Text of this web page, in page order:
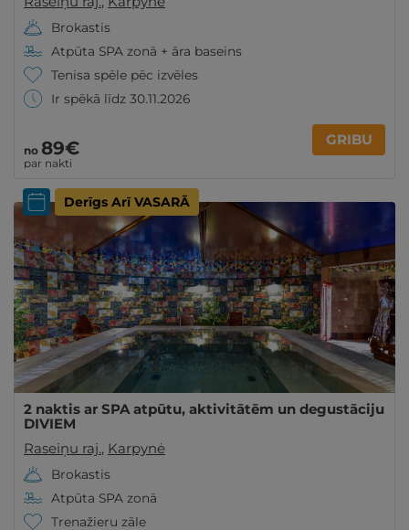
Brokastis
Atpūta SPA zonā + āra baseins
Tenisa spēle pēc izvēles
Ir spēkā līdz 30.11.2026
no 89€
par nakti
GRIBU
Derīgs Arī VASARĀ
2 naktis ar SPA atpūtu, aktivitātēm un degustāciju
DIVIEM
Raseiņu raj., Karpynė
Brokastis
Atpūta SPA zonā
Trenažieru zāle